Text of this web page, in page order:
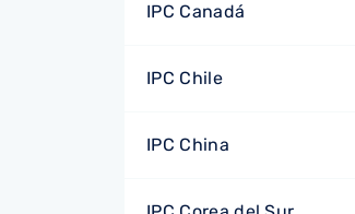
IPC Canadá
IPC Chile
IPC China